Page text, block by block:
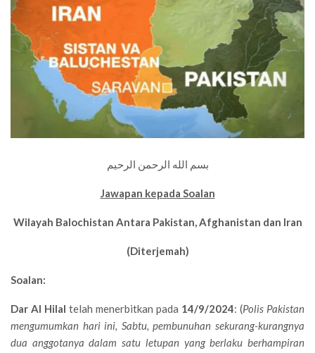
بسم الله الرحمن الرحيم
Jawapan kepada Soalan
Wilayah Balochistan Antara Pakistan, Afghanistan dan Iran
(Diterjemah)
Soalan:
Dar Al Hilal telah menerbitkan pada 14/9/2024: (Polis Pakistan
mengumumkan hari ini, Sabtu, pembunuhan sekurang-kurangnya
dua anggotanya dalam satu letupan yang berlaku berhampiran